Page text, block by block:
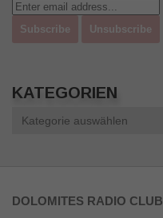
KATEGORIEN
DOLOMITES RADIO CLUB